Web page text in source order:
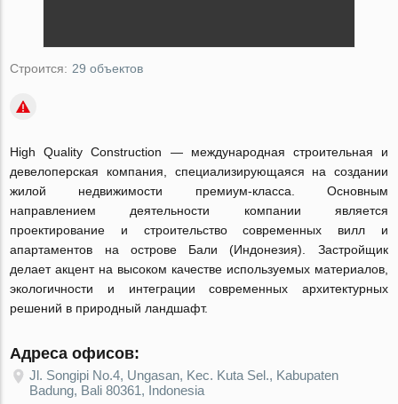
Строится: 29 объектов
High Quality Construction — международная строительная и
девелоперская компания, специализирующаяся на создании
жилой недвижимости премиум-класса. Основным
направлением деятельности компании является
проектирование и строительство современных вилл и
апартаментов на острове Бали (Индонезия). Застройщик
делает акцент на высоком качестве используемых материалов,
экологичности и интеграции современных архитектурных
решений в природный ландшафт.
Адреса офисов:
Jl. Songipi No.4, Ungasan, Kec. Kuta Sel., Kabupaten
Badung, Bali 80361, Indonesia